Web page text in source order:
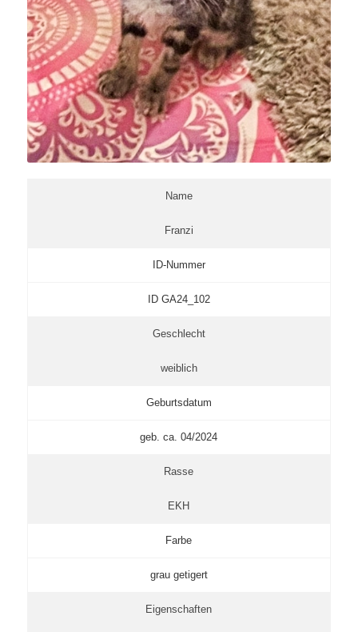
Name
Franzi
ID-Nummer
ID GA24_102
Geschlecht
weiblich
Geburtsdatum
geb. ca. 04/2024
Rasse
EKH
Farbe
grau getigert
Eigenschaften